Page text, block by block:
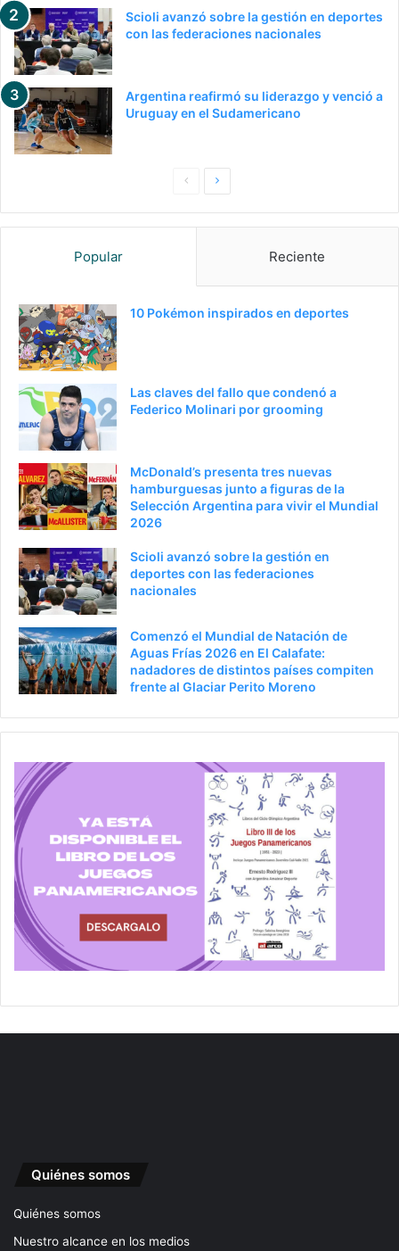
Scioli avanzó sobre la gestión en deportes
con las federaciones nacionales
Argentina reafirmó su liderazgo y venció a
Uruguay en el Sudamericano
g
e
o
r
g
p
i
n
Popular Reciente
10 Pokémon inspirados en deportes
Las claves del fallo que condenó a
Federico Molinari por grooming
McDonald’s presenta tres nuevas
hamburguesas junto a figuras de la
Selección Argentina para vivir el Mundial
2026
Scioli avanzó sobre la gestión en
deportes con las federaciones
nacionales
Comenzó el Mundial de Natación de
Aguas Frías 2026 en El Calafate:
nadadores de distintos países compiten
frente al Glaciar Perito Moreno
Quiénes somos
Quiénes somos
Nuestro alcance en los medios